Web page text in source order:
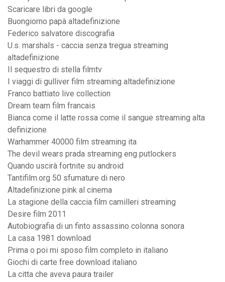
Scaricare libri da google
Buongiorno papà altadefinizione
Federico salvatore discografia
U.s. marshals - caccia senza tregua streaming
altadefinizione
Il sequestro di stella filmtv
I viaggi di gulliver film streaming altadefinizione
Franco battiato live collection
Dream team film francais
Bianca come il latte rossa come il sangue streaming alta
definizione
Warhammer 40000 film streaming ita
The devil wears prada streaming eng putlockers
Quando uscirà fortnite su android
Tantifilm.org 50 sfumature di nero
Altadefinizione pink al cinema
La stagione della caccia film camilleri streaming
Desire film 2011
Autobiografia di un finto assassino colonna sonora
La casa 1981 download
Prima o poi mi sposo film completo in italiano
Giochi di carte free download italiano
La citta che aveva paura trailer